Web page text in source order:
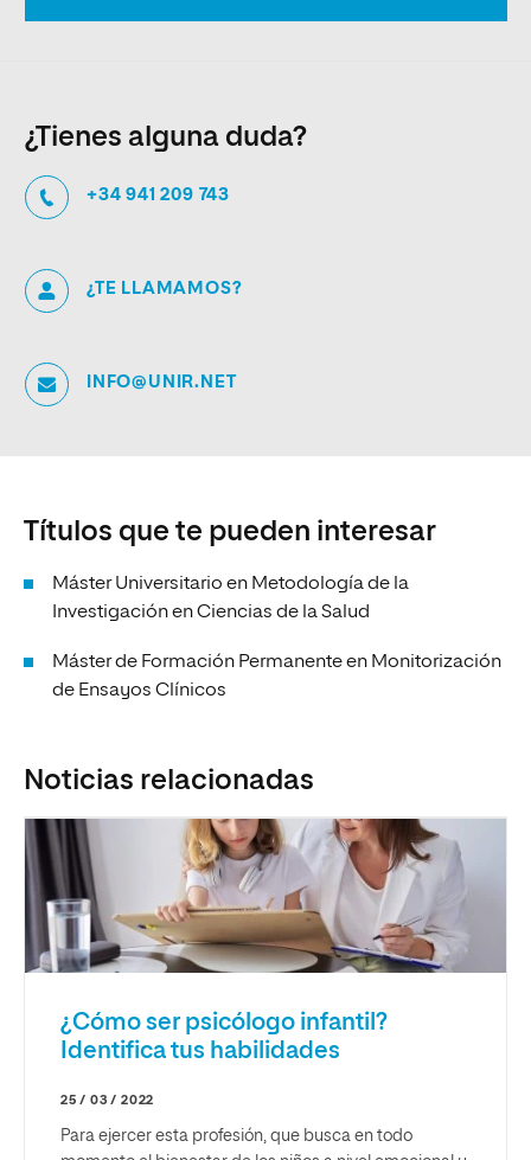
¿Tienes alguna duda?
+34 941 209 743
¿TE LLAMAMOS?
INFO@UNIR.NET
Títulos que te pueden interesar
Máster Universitario en Metodología de la
Investigación en Ciencias de la Salud
Máster de Formación Permanente en Monitorización
de Ensayos Clínicos
Noticias relacionadas
¿Cómo ser psicólogo infantil?
Identifica tus habilidades
25 / 03 / 2022
Para ejercer esta profesión, que busca en todo